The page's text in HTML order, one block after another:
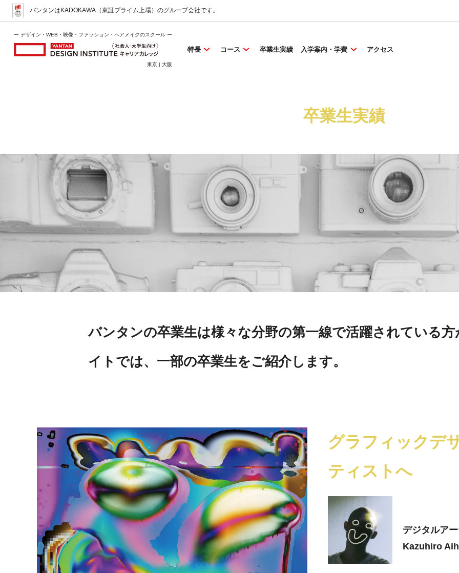
バンタンはKADOKAWA（東証プライム上場） のグループ会社です。
ー デザイン・WEB・映像・ファッション・ヘアメイクのスクール ー
東京 | 大阪
特長 コース 卒業生実績 入学案内・学費 アクセス
卒業生実績
バンタンの卒業生は様々な分野の第一線で活躍されている
イトでは、一部の卒業生をご紹介します。
グラフィックデ
ティストへ
デジタルア
Kazuhiro